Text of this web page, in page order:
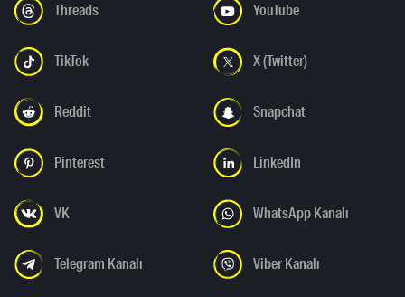
Threads YouTube
TikTok X (Twitter)
Reddit Snapchat
Pinterest LinkedIn
VK WhatsApp Kanalı
Telegram Kanalı Viber Kanalı